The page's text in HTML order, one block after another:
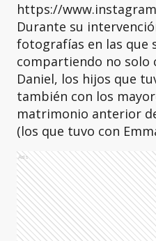
https://
Durante su
fotografías en las que
compartiendo no solo
Daniel, los hijos que
también con los
matrimonio anterior
(los que tuvo con
Ads